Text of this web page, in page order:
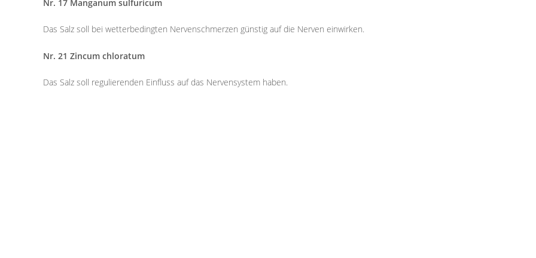
Nr. 17 Manganum sulfuricum
Das Salz soll bei wetterbedingten Nervenschmerzen günstig auf die Nerven einwirken.
Nr. 21 Zincum chloratum
Das Salz soll regulierenden Einfluss auf das Nervensystem haben.